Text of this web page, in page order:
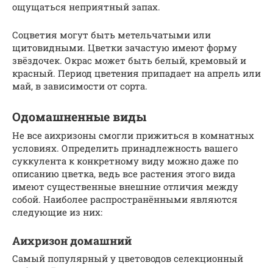
ощущаться неприятный запах.
Соцветия могут быть метельчатыми или
щитовидными. Цветки зачастую имеют форму
звёздочек. Окрас может быть белый, кремовый и
красный. Период цветения припадает на апрель или
май, в зависимости от сорта.
Одомашненные виды
Не все аихризоны смогли прижиться в комнатных
условиях. Определить принадлежность вашего
суккулента к конкретному виду можно даже по
описанию цветка, ведь все растения этого вида
имеют существенные внешние отличия между
собой. Наиболее распространёнными являются
следующие из них:
Аихризон домашний
Самый популярный у цветоводов селекционный